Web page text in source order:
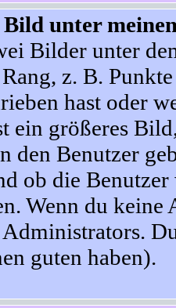
unter
Bilder unter
z. B.
hast oder
ein größeres
den Benutzer
ob die
Wenn du keine
guten haben).